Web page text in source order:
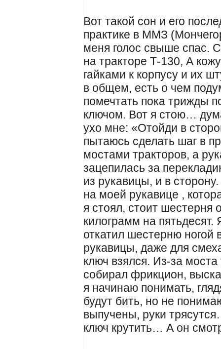
Вот такой сон и его
практике в ММЗ
меня голос свыше спас.
на тракторе Т-130, А
гайками к корпусу и их
в общем, есть о чем
помечтать пока трижды
ключом. Вот я стою…
ухо мне: «Отойди в
пытаюсь сделать шаг в
мостами тракторов, а
зацепилась за
из рукавицы, и в
на моей рукавице ,
я стоял, стоит шестерня
килограмм на пятьдесят.
откатил шестерню ногой
рукавицы, даже для
ключ взялся. Из-за
собирал фрикцион,
я начинаю понимать,
будут бить, но не
выпучены, руки
ключ крутить… А он